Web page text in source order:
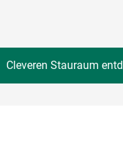
Cleveren Stauraum